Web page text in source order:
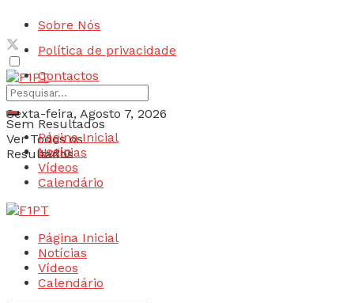
Sobre Nós
Política de privacidade
Contactos
Sexta-feira, Agosto 7, 2026
Login
Sem Resultados
Ver Todos os
Resultados
Página Inicial
Notícias
Vídeos
Calendário
Página Inicial
Notícias
Vídeos
Calendário